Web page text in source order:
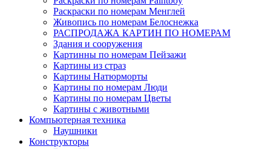
Раскраски по номерам Менглей
Живопись по номерам Белоснежка
РАСПРОДАЖА КАРТИН ПО НОМЕРАМ
Здания и сооружения
Картинны по номерам Пейзажи
Картины из страз
Картины Натюрморты
Картины по номерам Люди
Картины по номерам Цветы
Картины с животными
Компьютерная техника
Наушники
Конструкторы